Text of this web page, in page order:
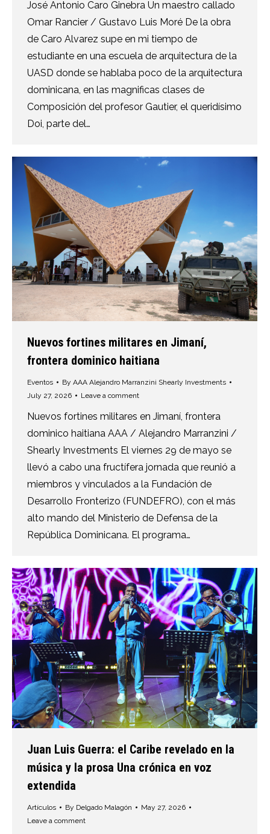
José Antonio Caro Ginebra Un maestro callado
Omar Rancier / Gustavo Luis Moré De la obra
de Caro Alvarez supe en mi tiempo de
estudiante en una escuela de arquitectura de la
UASD donde se hablaba poco de la arquitectura
dominicana, en las magnificas clases de
Composición del profesor Gautier, el queridísimo
Doi, parte del…
Nuevos fortines militares en Jimaní,
frontera dominico haitiana
Eventos By AAA Alejandro Marranzini Shearly Investments
July 27, 2026
Leave a comment
Nuevos fortines militares en Jimaní, frontera
dominico haitiana AAA / Alejandro Marranzini /
Shearly Investments El viernes 29 de mayo se
llevó a cabo una fructífera jornada que reunió a
miembros y vinculados a la Fundación de
Desarrollo Fronterizo (FUNDEFRO), con el más
alto mando del Ministerio de Defensa de la
República Dominicana. El programa…
Juan Luis Guerra: el Caribe revelado en la
música y la prosa Una crónica en voz
extendida
Artículos By Delgado Malagón
May 27, 2026
Leave a comment